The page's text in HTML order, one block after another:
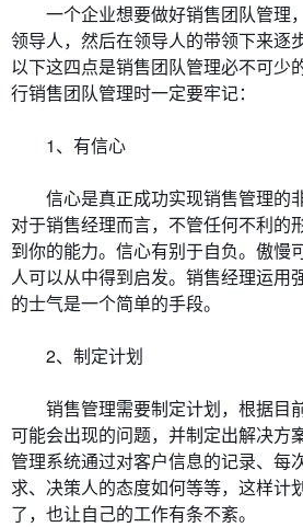
一个企业想要做好销售团队管理
领导人，然后在领导人的带领下来逐
以下这四点是销售团队管理必不可少
行销售团队管理时一定要牢记：
1、有信心
信心是真正成功实现销售管理的非
对于销售经理而言，不管任何不利的
到你的能力。信心有别于自负。傲慢
人可以从中得到启发。销售经理运用
的士气是一个简单的手段。
2、制定计划
销售管理需要制定计划，根据目
可能会出现的问题，并制定出解决方
管理系统通过对客户信息的记录、每
求、决策人的态度如何等等，这样计
了，也让自己的工作有条不紊。